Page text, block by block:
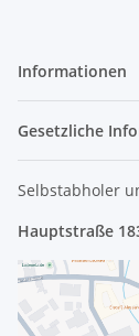
Informationen
Gesetzliche
Selbstabholer
Hauptstraße